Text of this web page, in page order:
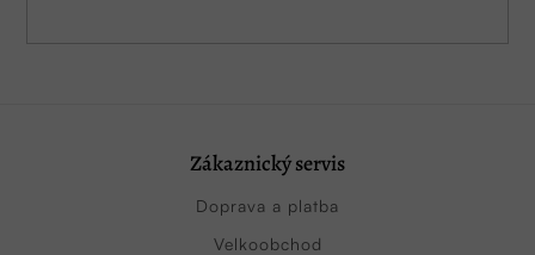
Zákaznický servis
Doprava a platba
Velkoobchod